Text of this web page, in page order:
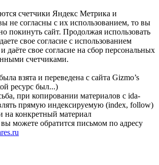
счетчики Яндекс Метрика и
не согласны с их использованием, то вы
покинуть сайт. Продолжая использовать
свое согласие с использованием
даёте свое согласие на сбор персональных
счетчиками.
взята и переведена с сайта Gizmo’s
ресурс был...)
при копировании материалов с ida-
прямую индексируемую (index, follow)
на конкретный материал
можете обратится письмом по адресу